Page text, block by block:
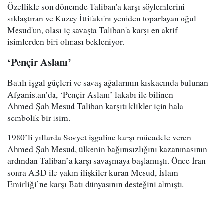
Özellikle son dönemde Taliban'a karşı söylemlerini
sıklaştıran ve Kuzey İttifakı'nı yeniden toparlayan oğul
Mesud'un, olası iç savaşta Taliban'a karşı en aktif
isimlerden biri olması bekleniyor.
‘Pençir Aslanı’
Batılı işgal güçleri ve savaş ağalarının kıskacında bulunan
Afganistan’da, ‘Pençir Aslanı’ lakabı ile bilinen
Ahmed Şah Mesud Taliban karşıtı klikler için hala
sembolik bir isim.
1980’li yıllarda Sovyet işgaline karşı mücadele veren
Ahmed Şah Mesud, ülkenin bağımsızlığını kazanmasının
ardından Taliban’a karşı savaşmaya başlamıştı. Önce İran
sonra ABD ile yakın ilişkiler kuran Mesud, İslam
Emirliği’ne karşı Batı dünyasının desteğini almıştı.